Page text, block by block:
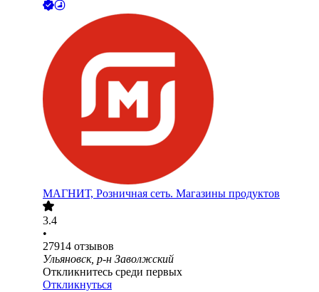
МАГНИТ, Розничная сеть. Магазины продуктов
3.4
•
27914 отзывов
Ульяновск, р-н Заволжский
Откликнитесь среди первых
Откликнуться